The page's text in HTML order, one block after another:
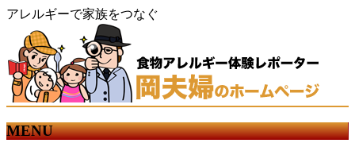
アレルギーで家族をつなぐ
MENU